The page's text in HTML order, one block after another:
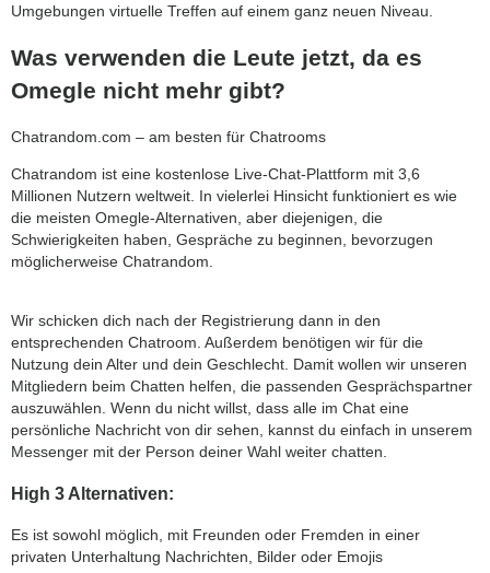
Umgebungen virtuelle Treffen auf einem ganz neuen Niveau.
Was verwenden die Leute jetzt, da es
Omegle nicht mehr gibt?
Chatrandom.com – am besten für Chatrooms
Chatrandom ist eine kostenlose Live-Chat-Plattform mit 3,6
Millionen Nutzern weltweit. In vielerlei Hinsicht funktioniert es wie
die meisten Omegle-Alternativen, aber diejenigen, die
Schwierigkeiten haben, Gespräche zu beginnen, bevorzugen
möglicherweise Chatrandom.
Wir schicken dich nach der Registrierung dann in den
entsprechenden Chatroom. Außerdem benötigen wir für die
Nutzung dein Alter und dein Geschlecht. Damit wollen wir unseren
Mitgliedern beim Chatten helfen, die passenden Gesprächspartner
auszuwählen. Wenn du nicht willst, dass alle im Chat eine
persönliche Nachricht von dir sehen, kannst du einfach in unserem
Messenger mit der Person deiner Wahl weiter chatten.
High 3 Alternativen:
Es ist sowohl möglich, mit Freunden oder Fremden in einer
privaten Unterhaltung Nachrichten, Bilder oder Emojis